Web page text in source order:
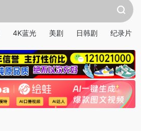
4K蓝光 美剧 日韩剧 纪录片